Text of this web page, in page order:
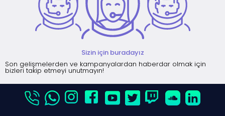
Sizin için buradayız
Son gelişmelerden ve kampanyalardan haberdar olmak için
bizleri takip etmeyi unutmayın!